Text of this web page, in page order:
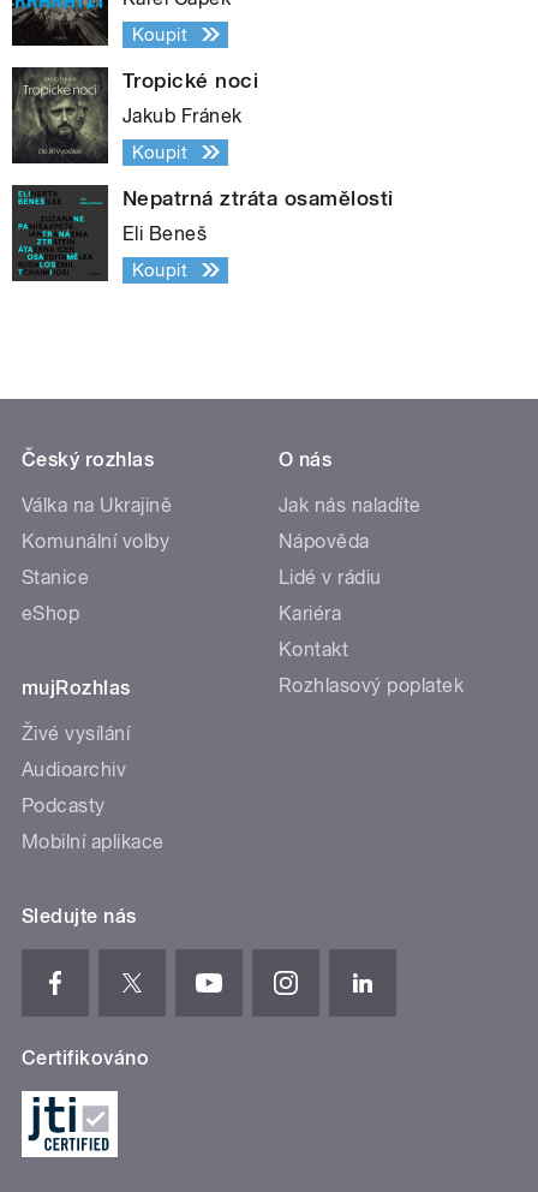
Koupit
Tropické noci
Jakub Fránek
Koupit
Nepatrná ztráta osamělosti
Eli Beneš
Koupit
Český rozhlas
Válka na Ukrajině
Komunální volby
Stanice
eShop
mujRozhlas
Živé vysílání
Audioarchiv
Podcasty
Mobilní aplikace
O nás
Jak nás naladíte
Nápověda
Lidé v rádiu
Kariéra
Kontakt
Rozhlasový poplatek
Sledujte nás
Certifikováno